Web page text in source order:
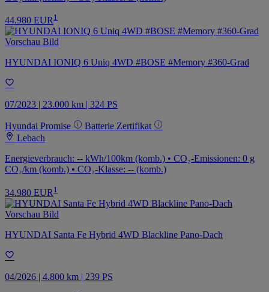
44.980 EUR 1
HYUNDAI IONIQ 6 Uniq 4WD #BOSE #Memory #360-Grad
07/2023 | 23.000 km | 324 PS
Hyundai Promise
Batterie Zertifikat
Lebach
Energieverbrauch: -- kWh/100km (komb.) • CO₂-Emissionen: 0 g
CO₂/km (komb.) • CO₂-Klasse: -- (komb.)
34.980 EUR 1
HYUNDAI Santa Fe Hybrid 4WD Blackline Pano-Dach
04/2026 | 4.800 km | 239 PS